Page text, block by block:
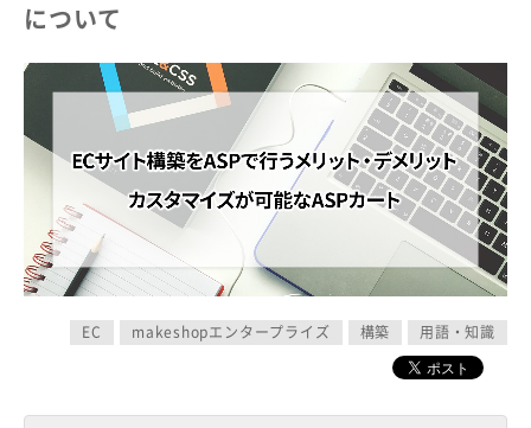
について
EC makeshopエンタープライズ 構築 用語・知識